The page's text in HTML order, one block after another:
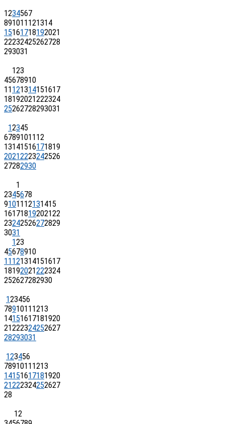
1234567
891011 121314
15161718192021
22232425262728
293031
123
45678910
11 121314151617
18192021222324
25262728293031
12345
67891011 12
13141516171819
20212223242526
27282930
1
2345678
91011 12131415
16171819202122
23242526272829
3031
123
45678910
11 121314151617
18192021222324
252627282930
123456
7891011 1213
14151617181920
21222324252627
28293031
123456
7891011 1213
14151617181920
21222324252627
28
12